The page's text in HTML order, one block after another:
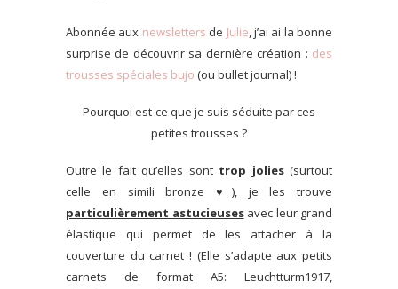
Abonnée aux newsletters de Julie, j’ai ai la bonne
surprise de découvrir sa dernière création : des
trousses spéciales bujo (ou bullet journal) !
Pourquoi est-ce que je suis séduite par ces
petites trousses ?
Outre le fait qu’elles sonttrop jolies(surtout
celle en simili bronze ♥), je les trouve
particulièrement astucieusesavec leur grand
élastique qui permet de les attacher à la
couverture du carnet ! (Elle s’adapte aux petits
carnets de format A5: Leuchtturm1917,